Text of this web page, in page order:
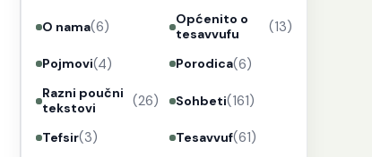
O nama(6)
Općenito o
tesavvufu
(13)
Pojmovi(4) Porodica(6)
Razni poučni
tekstovi
(26) Sohbeti(161)
Tefsir(3) Tesavvuf(61)